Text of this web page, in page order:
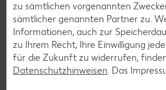
Smoothie-Rezepte
Bowle-Rezepte
Cocktail-Rezepte
Avocado-Rezepte
zu sämtlichen vorgenannten
sämtlicher genannten Partner zu.
Informationen, auch zur
zu Ihrem Recht, Ihre Einwilligung
für die Zukunft zu widerrufen,
Datenschutzhinweisen. Das